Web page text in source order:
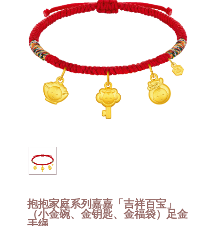
抱抱家庭系列嘉嘉「吉祥百宝」
（小金碗、金钥匙、金福袋）足金